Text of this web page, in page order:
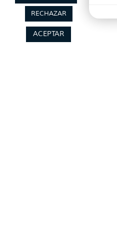
Sobre Nosotros
RECHAZAR
ACEPTAR